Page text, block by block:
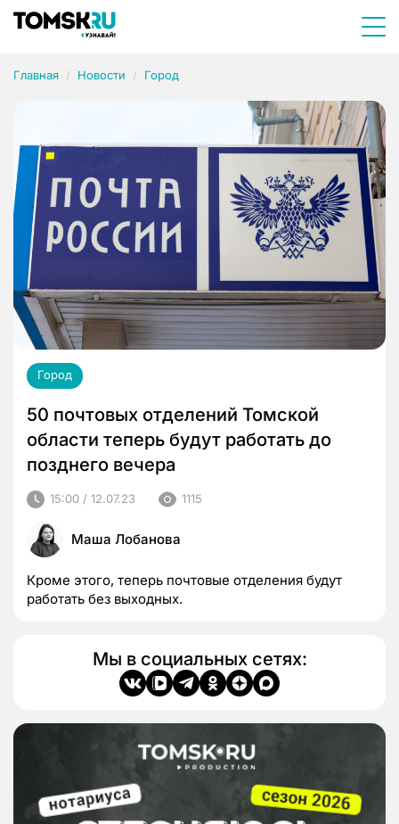
Главная Новости Город
Город
50 почтовых отделений Томской
области теперь будут работать до
позднего вечера
15:00 / 12.07.23 1115
Маша Лобанова
Кроме этого, теперь почтовые отделения будут
работать без выходных.
Мы в социальных сетях: